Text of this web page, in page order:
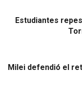
Estudiantes
Milei defendió el